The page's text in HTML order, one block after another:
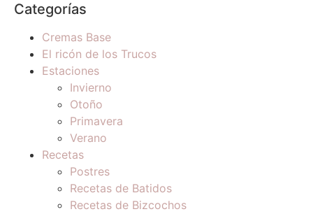
Categorías
Cremas Base
El ricón de los Trucos
Estaciones
Invierno
Otoño
Primavera
Verano
Recetas
Postres
Recetas de Batidos
Recetas de Bizcochos